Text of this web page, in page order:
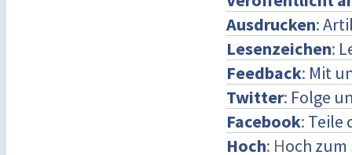
Ausdrucken:
Lesenzeichen:
Feedback: Mit
Twitter: Folge
Facebook: Teile
Hoch: Hoch